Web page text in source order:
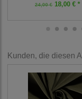
24,00 € 18,00 € *
Kunden, die diesen